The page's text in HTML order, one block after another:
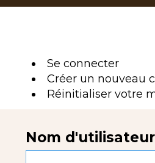
Se connecter
actif)
Créer un nouveau
Réinitialiser votre
Nom d'utilisateur